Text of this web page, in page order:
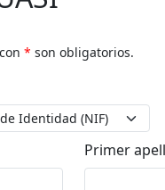
* son obligatorios.
Primer